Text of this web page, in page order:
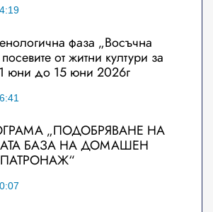
фаза „Восъчна
от житни култури за
юни до 15 юни 2026г
„ПОДОБРЯВАНЕ НА
БАЗА НА ДОМАШЕН